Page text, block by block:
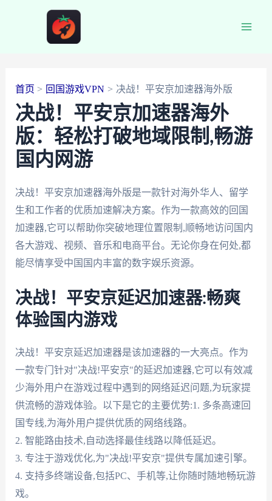
首页 回国游戏VPN 决战！平安京加速器海外版
决战！平安京加速器海外
版：轻松打破地域限制,畅游
国内网游
决战！平安京加速器海外版是一款针对海外华人、留学
生和工作者的优质加速解决方案。作为一款高效的回国
加速器,它可以帮助你突破地理位置限制,顺畅地访问国内
各大游戏、视频、音乐和电商平台。无论你身在何处,都
能尽情享受中国国内丰富的数字娱乐资源。
决战！平安京延迟加速器:畅爽
体验国内游戏
决战！平安京延迟加速器是该加速器的一大亮点。作为
一款专门针对"决战!平安京"的延迟加速器,它可以有效减
少海外用户在游戏过程中遇到的网络延迟问题,为玩家提
供流畅的游戏体验。以下是它的主要优势:1. 多条高速回
国专线,为海外用户提供优质的网络线路。
2. 智能路由技术,自动选择最佳线路以降低延迟。
3. 专注于游戏优化,为"决战!平安京"提供专属加速引擎。
4. 支持多终端设备,包括PC、手机等,让你随时随地畅玩游
戏。